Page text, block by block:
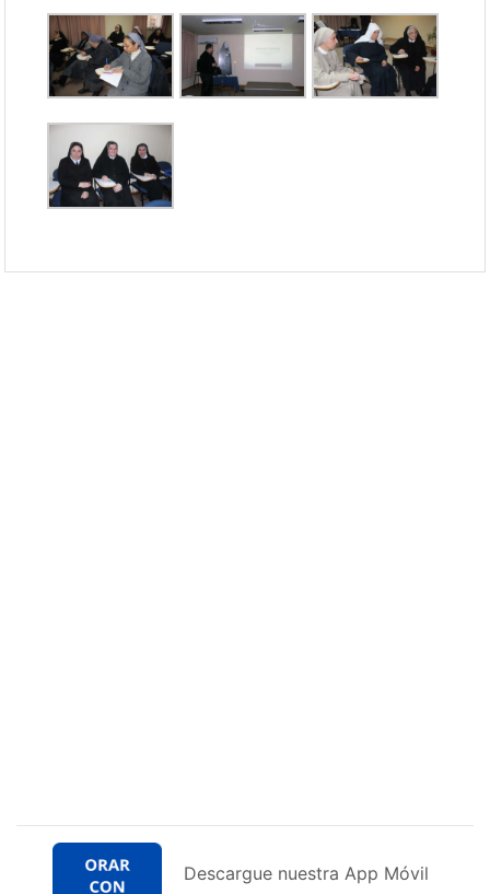
Descargue nuestra App Móvil